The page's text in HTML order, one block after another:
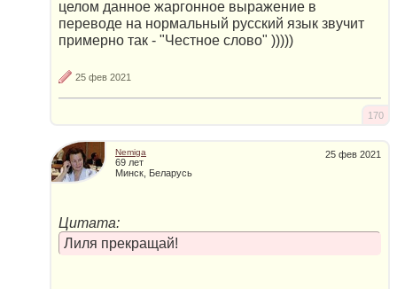
целом данное жаргонное выражение в
переводе на нормальный русский язык звучит
примерно так - "Честное слово" )))))
25 фев 2021
170
25 фев 2021
Nemiga
69 лет
Минск, Беларусь
Цитата:
Лиля прекращай!